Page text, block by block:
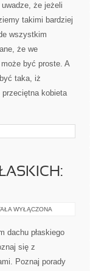
że jeżeli
takimi bardziej
wszystkim
że we
być proste. A
taka, iż
kobieta
WYŁĄCZONA
dachu płaskiego
się z
Poznaj porady